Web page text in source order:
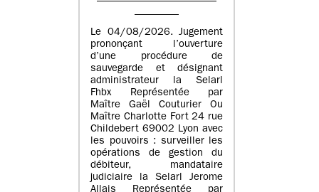
Le 04/08/2026. Jugement
prononçant l’ouverture
d’une procédure de
sauvegarde et désignant
administrateur la Selarl
Fhbx Représentée par
Maître Gaël Couturier Ou
Maître Charlotte Fort 24 rue
Childebert 69002 Lyon avec
les pouvoirs : surveiller les
opérations de gestion du
débiteur, mandataire
judiciaire la Selarl Jerome